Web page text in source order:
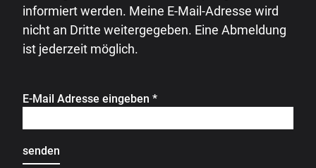
informiert werden. Meine E-Mail-Adresse wird
nicht an Dritte weitergegeben. Eine Abmeldung
ist jederzeit möglich.
E-Mail Adresse eingeben*